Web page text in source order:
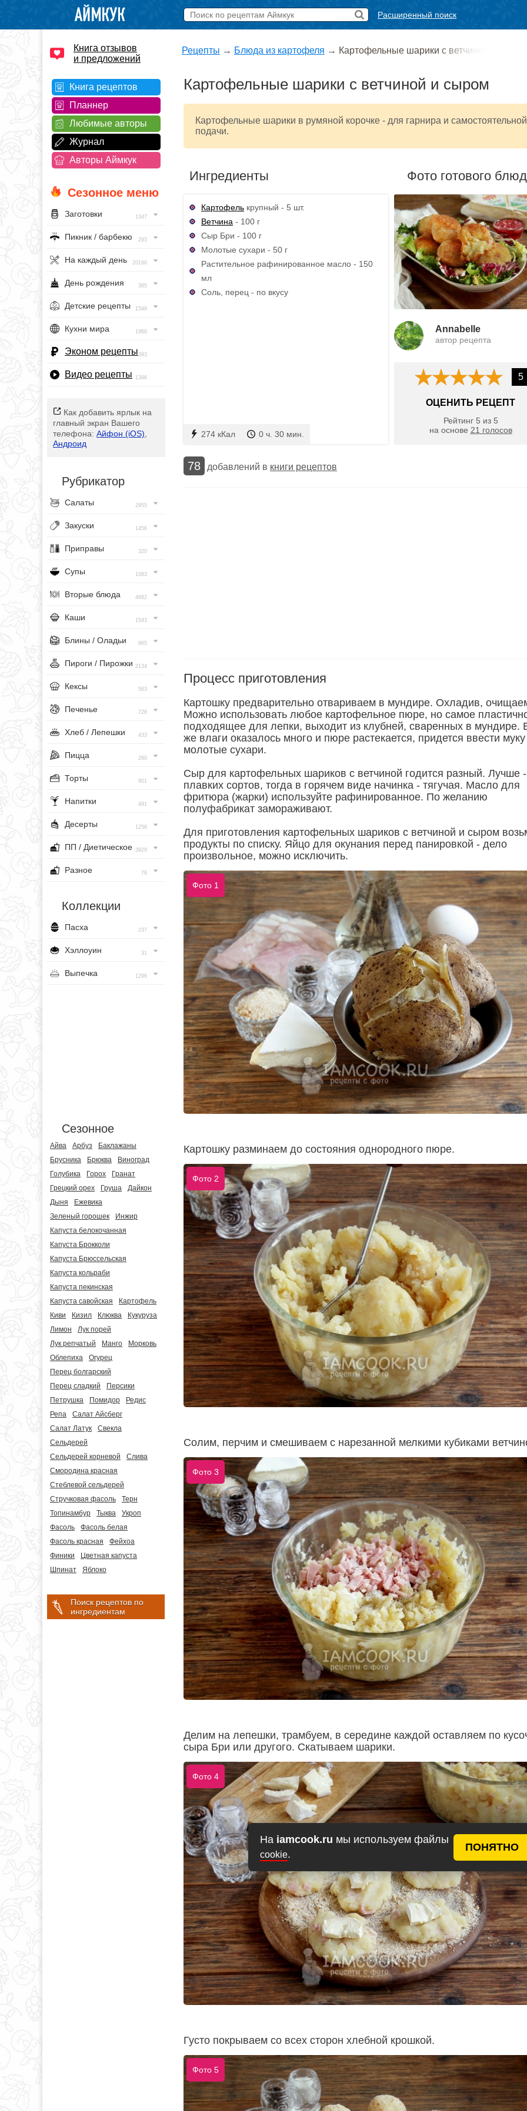
На iamcook.ru мы используем файлы
cookie.
ПОНЯТНО
Расширенный поиск
Книга отзывов
и предложений
Книга рецептов
Планнер
Любимые авторы
Журнал
Авторы Аймкук
Сезонное меню
Заготовки 1347
Пикник / барбекю 293
На каждый день 20160
День рождения 385
Детские рецепты 1548
Кухни мира 1968
Эконом рецепты393
Видео рецепты 1396
Как добавить ярлык на
главный экран Вашего
телефона: Айфон (iOS)
Андроид
Рубрикатор
Салаты 2955
Закуски 1456
Приправы 320
Супы 1083
Вторые блюда 4682
Каши 1543
Блины / Оладьи 965
Пироги / Пирожки 2134
Кексы 563
Печенье 728
Хлеб / Лепешки 433
Пицца 260
Торты 801
Напитки 491
Десерты 1256
ПП / Диетическое 3929
Разное 76
Коллекции
Пасха 237
Хэллоуин 31
Выпечка 1296
Сезонное
Айва Арбуз
Баклажаны
Брусника
Брюква
Виноград
Голубика
Горох
Гранат
Грецкий орех
Груша
Дайкон
Дыня
Ежевика
Зеленый горошек
Инжир
Капуста белокочанная
Капуста Брокколи
Капуста Брюссельская
Капуста кольраби
Капуста пекинская
Капуста савойская
Картофель
Киви
Кизил Клюква
Кукуруза
Лимон
Лук порей
Лук репчатый
Манго
Морковь
Облепиха
Огурец
Перец болгарский
Перец сладкий
Персики
Петрушка
Помидор
Редис
Репа
Салат Айсберг
Салат Латук
Свекла
Сельдерей
Сельдерей корневой
Слива
Смородина красная
Стеблевой сельдерей
Стручковая фасоль
Терн
Топинамбур
Тыква
Укроп
Фасоль
Фасоль белая
Фасоль красная
Фейхоа
Финики
Цветная капуста
Шпинат
Яблоко
Поиск рецептов по
ингредиентам
Рецепты → Блюда из картофеля → Картофельные шарики с ветчиной
Картофельные шарики с ветчиной и сыром
Картофельные шарики в румяной корочке - для гарнира и самостоятельной
подачи.
Ингредиенты
Картофель крупный - 5 шт.
Ветчина - 100 г
Сыр Бри - 100 г
Молотые сухари - 50 г
Растительное рафинированное масло - 150
мл
Соль, перец - по вкусу
274 кКал 0 ч. 30 мин.
Фото готового
Annabelle
автор рецепта
5
ОЦЕНИТЬ РЕЦЕПТ
Рейтинг 5 из 5
на основе 21 голосов
78 добавлений в книги рецептов
Процесс приготовления
Картошку предварительно отвариваем в мундире. Охладив,
Можно использовать любое картофельное пюре, но самое
подходящее для лепки, выходит из клубней, сваренных в мундире.
же влаги оказалось много и пюре растекается, придется ввести
молотые сухари.
Сыр для картофельных шариков с ветчиной годится разный. Лучше -
плавких сортов, тогда в горячем виде начинка - тягучая. Масло для
фритюра (жарки) используйте рафинированное. По желанию
полуфабрикат замораживают.
Для приготовления картофельных шариков с ветчиной и сыром
продукты по списку. Яйцо для окунания перед панировкой - дело
произвольное, можно исключить.
Фото 1
Картошку разминаем до состояния однородного пюре.
Фото 2
Солим, перчим и смешиваем с нарезанной мелкими кубиками
Фото 3
Делим на лепешки, трамбуем, в середине каждой оставляем по
сыра Бри или другого. Скатываем шарики.
Фото 4
Густо покрываем со всех сторон хлебной крошкой.
Фото 5